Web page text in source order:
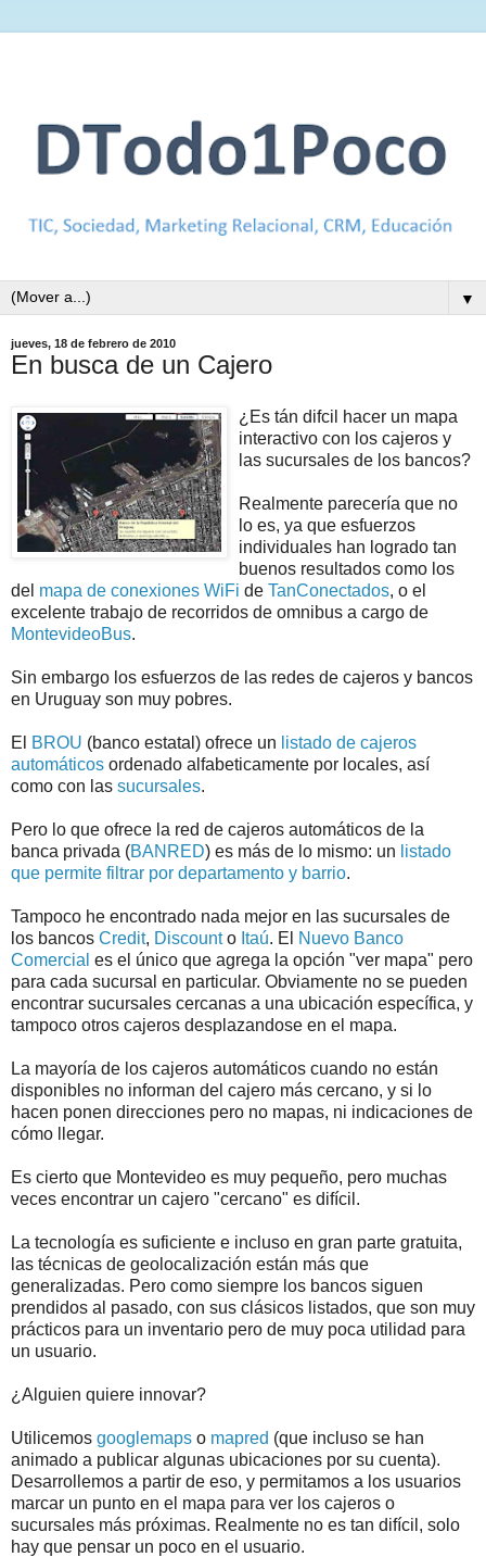
▼
jueves, 18 de febrero de 2010
En busca de un Cajero
¿Es tán difcil hacer un mapa
interactivo con los cajeros y
las sucursales de los bancos?
Realmente parecería que no
lo es, ya que esfuerzos
individuales han logrado tan
buenos resultados como los
del mapa de conexiones WiFi de TanConectados, o el
excelente trabajo de recorridos de omnibus a cargo de
MontevideoBus.
Sin embargo los esfuerzos de las redes de cajeros y bancos
en Uruguay son muy pobres.
El BROU (banco estatal) ofrece un listado de cajeros
automáticos ordenado alfabeticamente por locales, así
como con las sucursales.
Pero lo que ofrece la red de cajeros automáticos de la
banca privada (BANRED) es más de lo mismo: un listado
que permite filtrar por departamento y barrio.
Tampoco he encontrado nada mejor en las sucursales de
los bancos Credit, Discounto Itaú. El
Nuevo Banco
Comercial es el único que agrega la opción "ver mapa" pero
para cada sucursal en particular. Obviamente no se pueden
encontrar sucursales cercanas a una ubicación específica, y
tampoco otros cajeros desplazandose en el mapa.
La mayoría de los cajeros automáticos cuando no están
disponibles no informan del cajero más cercano, y si lo
hacen ponen direcciones pero no mapas, ni indicaciones de
cómo llegar.
Es cierto que Montevideo es muy pequeño, pero muchas
veces encontrar un cajero "cercano" es difícil.
La tecnología es suficiente e incluso en gran parte gratuita,
las técnicas de geolocalización están más que
generalizadas. Pero como siempre los bancos siguen
prendidos al pasado, con sus clásicos listados, que son muy
prácticos para un inventario pero de muy poca utilidad para
un usuario.
¿Alguien quiere innovar?
Utilicemos googlemaps o mapred (que incluso se han
animado a publicar algunas ubicaciones por su cuenta).
Desarrollemos a partir de eso, y permitamos a los usuarios
marcar un punto en el mapa para ver los cajeros o
sucursales más próximas. Realmente no es tan difícil, solo
hay que pensar un poco en el usuario.